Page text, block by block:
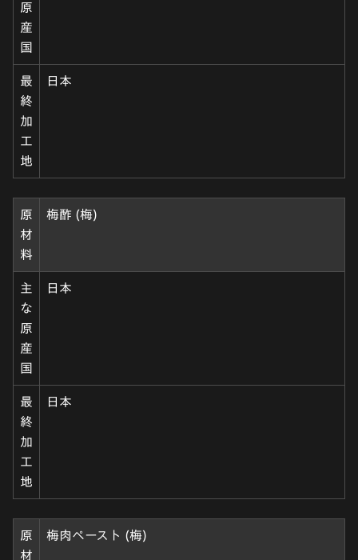
原
産
国
最
終
加
工
地
日本
原
材
料
梅酢 (梅)
主
な
原
産
国
日本
最
終
加
工
地
日本
原
材
梅肉ペースト (梅)